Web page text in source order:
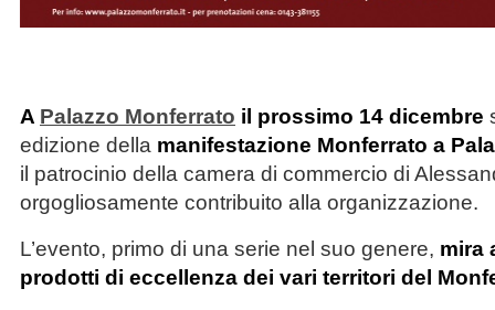
A Palazzo Monferrato il prossimo 14 dicembre
edizione della manifestazione Monferrato a
il patrocinio della camera di commercio di
orgogliosamente contribuito alla organizzazione.
L’evento, primo di una serie nel suo genere, mira
prodotti di eccellenza dei vari territori del